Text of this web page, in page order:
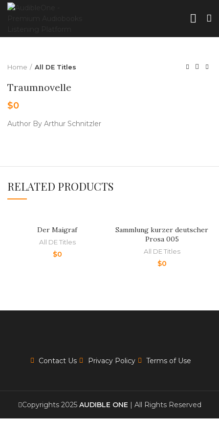
Home All DE Titles
Traumnovelle
$0
Author By Arthur Schnitzler
RELATED PRODUCTS
Der Maigraf
All DE Titles
$0
Sammlung kurzer deutscher
Prosa 005
All DE Titles
$0
Contact Us Privacy Policy Terms of Use
Copyrights 2025 AUDIBLE ONE | All Rights Reserved